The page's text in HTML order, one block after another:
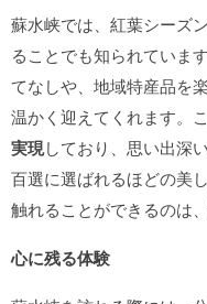
蘇水峡では、紅葉シーズ
ることでも知られていま
てなしや、地域特産品を
温かく迎えてくれます。こ
実現しており、思い出深
百選に選ばれるほどの美
触れることができるのは
心に残る体験